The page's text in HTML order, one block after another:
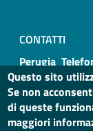
CONTATTI
Perugia
Terni
Questo sito
Se non
di queste
maggiori